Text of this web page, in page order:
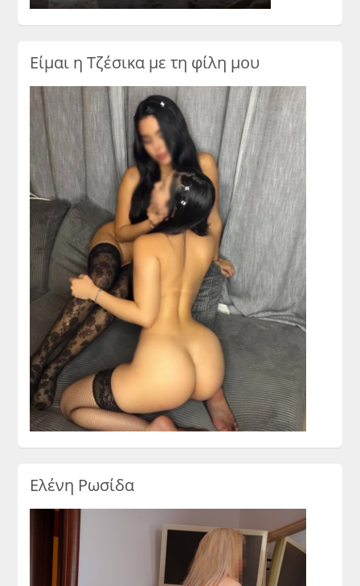
Είμαι η Τζέσικα με τη φίλη μου
Ελένη Ρωσίδα